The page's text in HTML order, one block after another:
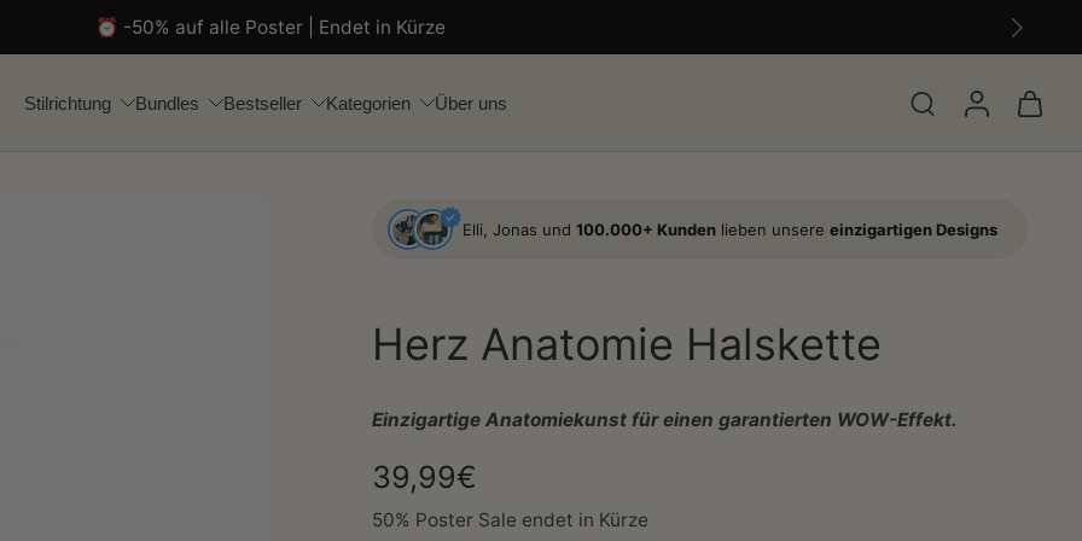
⏰ -50% auf alle Poster | Endet in Kürze
Stilrichtung Bundles Bestseller Kategorien Über uns
Elli, Jonas und 100.000+ Kunden lieben unsere einzigartigen Designs
Herz Anatomie Halskette
Einzigartige Anatomiekunst für einen garantierten WOW-Effekt.
39,99€
50% Poster Sale endet in Kürze